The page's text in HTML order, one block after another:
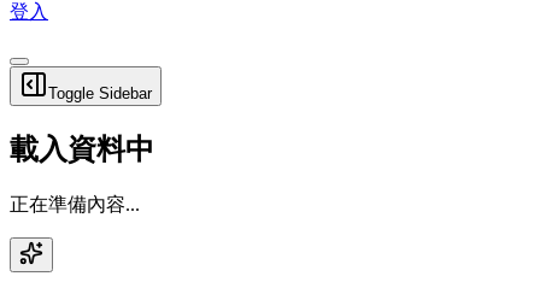
登入
Toggle Sidebar
載入資料中
正在準備內容...